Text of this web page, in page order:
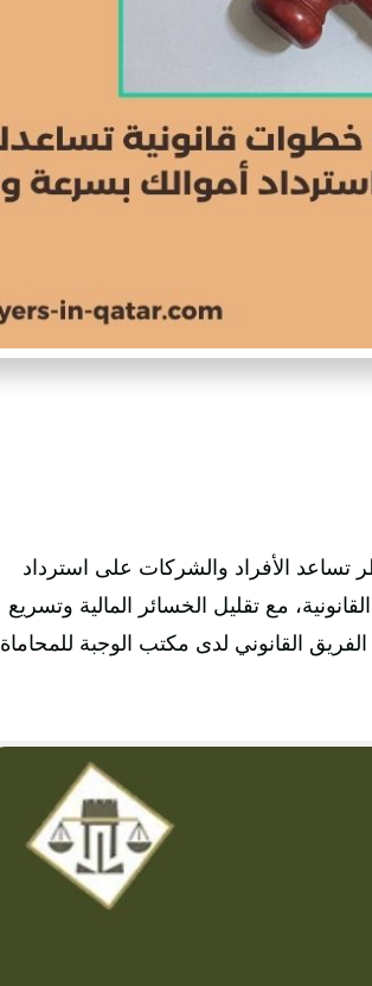
تساعد الأفراد والشركات على استرداد
مع تقليل الخسائر المالية وتسريع
القانوني لدى مكتب الوجبة للمحاماة